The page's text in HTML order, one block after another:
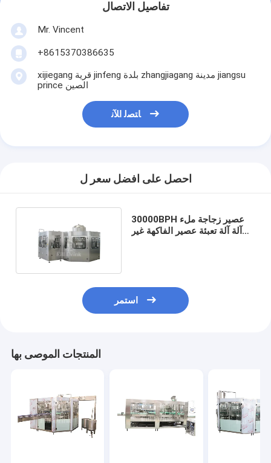
تفاصيل الاتصال
Mr. Vincent
+8615370386635
xijiegang قرية jinfeng بلدة zhangjiagang مدينة jiangsu
prince الصين
ﺎﺘﺼﻟ ﺍﻶﻧ
احصل على افضل سعر ل
30000BPH عصير زجاجة ملء
آلة آلة تعبئة عصير الفاكهة غير
استمر
المنتجات الموصى بها